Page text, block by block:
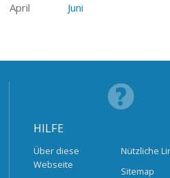
April Juni
HILFE
Über diese
Webseite
Nützliche
Sitemap